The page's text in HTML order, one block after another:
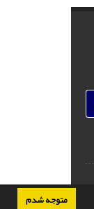
متوجه شدم